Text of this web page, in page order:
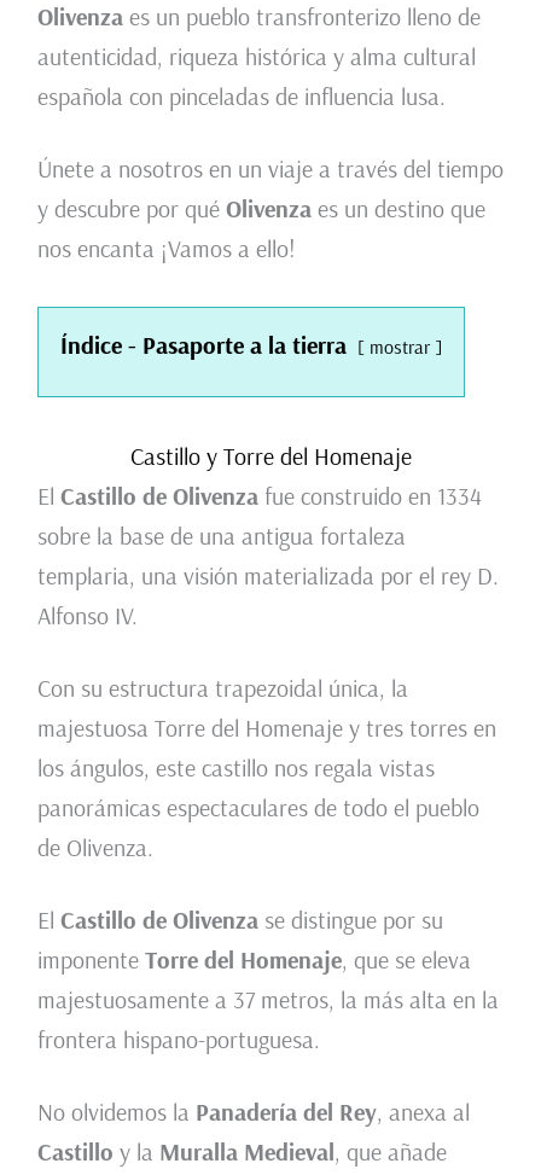
Olivenzaes un pueblo transfronterizo lleno de
autenticidad, riqueza histórica y alma cultural
española con pinceladas de influencia lusa.
Únete a nosotros en un viaje a través del tiempo
y descubre por qué Olivenzaes un destino que
nos encanta ¡Vamos a ello!
Índice - Pasaporte a la tierra mostrar
Castillo y Torre del Homenaje
El Castillo de Olivenzafue construido en 1334
sobre la base de una antigua fortaleza
templaria, una visión materializada por el rey D.
Alfonso IV.
Con su estructura trapezoidal única, la
majestuosa Torre del Homenaje y tres torres en
los ángulos, este castillo nos regala vistas
panorámicas espectaculares de todo el pueblo
de Olivenza.
El Castillo de Olivenzase distingue por su
imponente Torre del Homenaje, que se eleva
majestuosamente a 37 metros, la más alta en la
frontera hispano-portuguesa.
No olvidemos la Panadería del Rey, anexa al
Castillo y la Muralla Medieval, que añade